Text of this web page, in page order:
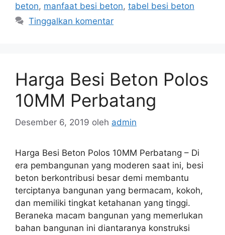
beton, manfaat besi beton, tabel besi beton
Tinggalkan komentar
Harga Besi Beton Polos
10MM Perbatang
Desember 6, 2019 oleh admin
Harga Besi Beton Polos 10MM Perbatang – Di
era pembangunan yang moderen saat ini, besi
beton berkontribusi besar demi membantu
terciptanya bangunan yang bermacam, kokoh,
dan memiliki tingkat ketahanan yang tinggi.
Beraneka macam bangunan yang memerlukan
bahan bangunan ini diantaranya konstruksi